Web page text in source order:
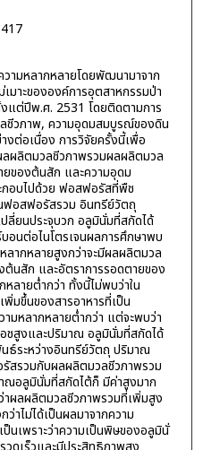
ามหลากหลายโดยพัฒนามาจาก
มาะขององค์การอุตสาหกรรมป่า
งแต่ปีพ.ศ. 2531 โดยติดตามการ
วภาพ, ความอุดมสมบูรณ์ของดิน
งต่อเนื่อง การวิจัยครั้งนี้เพื่อ
ผลิตมวลชีวภาพรวมผลผลิตมวล
ของต้นสัก และความอุดม
อบไปด้วย ฟอสฟอรัสที่พืช
ฟอสฟอรัสรวม อินทรีย์วัตถุ
ลี่ยนประจุบวก อลูมินั่มที่สกัดได้
อนต่อไนโตรเจนผลการศึกษาพบ
ลากหลายสูงกว่าจะมีผลผลิตมวล
นสัก และอัตราการรอดตายของ
ลายตํ่ากว่า ทั้งนี้ไม่พบว่าใน
มขึ้นของสารอาหารที่เป็น
มหลากหลายตํ่ากว่า แต่จะพบว่า
ชสูงและปริมาณ อลูมินั่มที่สกัดได้
ธ์ระหว่างอินทรีย์วัตถุ ปริมาณ
สรวมกับผลผลิตมวลชีวภาพรวม
อลูมินั่มที่สกัดไต้ก็ มีค่าสูงมาก
ผลผลิตมวลชีวภาพรวมที่เพิ่มสูง
าไม่ได้เป็นผลมาจากความ
นเพราะว่าความเป็นพิษของอลูมินั่